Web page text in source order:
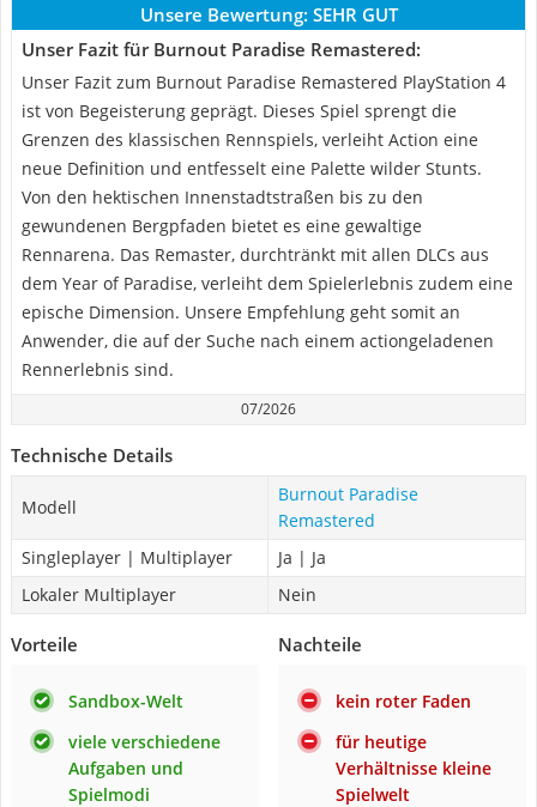
Unsere Bewertung: SEHR GUT
Unser Fazit für Burnout Paradise Remastered:
Unser Fazit zum Burnout Paradise Remastered PlayStation 4
ist von Begeisterung geprägt. Dieses Spiel sprengt die
Grenzen des klassischen Rennspiels, verleiht Action eine
neue Definition und entfesselt eine Palette wilder Stunts.
Von den hektischen Innenstadtstraßen bis zu den
gewundenen Bergpfaden bietet es eine gewaltige
Rennarena. Das Remaster, durchtränkt mit allen DLCs aus
dem Year of Paradise, verleiht dem Spielerlebnis zudem eine
epische Dimension. Unsere Empfehlung geht somit an
Anwender, die auf der Suche nach einem actiongeladenen
Rennerlebnis sind.
07/2026
Technische Details
Modell
Burnout Paradise
Remastered
Singleplayer | Multiplayer
Ja | Ja
Lokaler Multiplayer
Nein
Vorteile
Sandbox-Welt
viele verschiedene
Aufgaben und
Spielmodi
Nachteile
kein roter Faden
für heutige
Verhältnisse kleine
Spielwelt